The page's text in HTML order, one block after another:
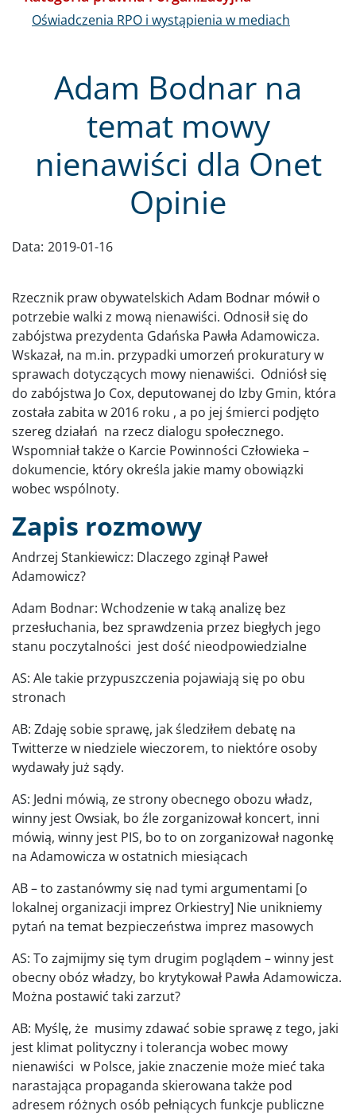
Adam Bodnar na
temat mowy
nienawiści dla Onet
Opinie
Data: 2019-01-16
Rzecznik praw obywatelskich Adam Bodnar mówił o
potrzebie walki z mową nienawiści. Odnosił się do
zabójstwa prezydenta Gdańska Pawła Adamowicza.
Wskazał, na m.in. przypadki umorzeń prokuratury w
sprawach dotyczących mowy nienawiści. Odniósł się
do zabójstwa Jo Cox, deputowanej do Izby Gmin, która
została zabita w 2016 roku , a po jej śmierci podjęto
szereg działań na rzecz dialogu społecznego.
Wspomniał także o Karcie Powinności Człowieka –
dokumencie, który określa jakie mamy obowiązki
wobec wspólnoty.
Zapis rozmowy
Andrzej Stankiewicz: Dlaczego zginął Paweł
Adamowicz?
Adam Bodnar: Wchodzenie w taką analizę bez
przesłuchania, bez sprawdzenia przez biegłych jego
stanu poczytalności jest dość nieodpowiedzialne
AS: Ale takie przypuszczenia pojawiają się po obu
stronach
AB: Zdaję sobie sprawę, jak śledziłem debatę na
Twitterze w niedziele wieczorem, to niektóre osoby
wydawały już sądy.
AS: Jedni mówią, ze strony obecnego obozu władz,
winny jest Owsiak, bo źle zorganizował koncert, inni
mówią, winny jest PIS, bo to on zorganizował nagonkę
na Adamowicza w ostatnich miesiącach
AB – to zastanówmy się nad tymi argumentami [o
lokalnej organizacji imprez Orkiestry] Nie unikniemy
pytań na temat bezpieczeństwa imprez masowych
AS: To zajmijmy się tym drugim poglądem – winny jest
obecny obóz władzy, bo krytykował Pawła Adamowicza.
Można postawić taki zarzut?
AB: Myślę, że musimy zdawać sobie sprawę z tego, jaki
jest klimat polityczny i tolerancja wobec mowy
nienawiści w Polsce, jakie znaczenie może mieć taka
narastająca propaganda skierowana także pod
adresem różnych osób pełniących funkcje publiczne
Oświadczenia RPO i wystąpienia w mediach